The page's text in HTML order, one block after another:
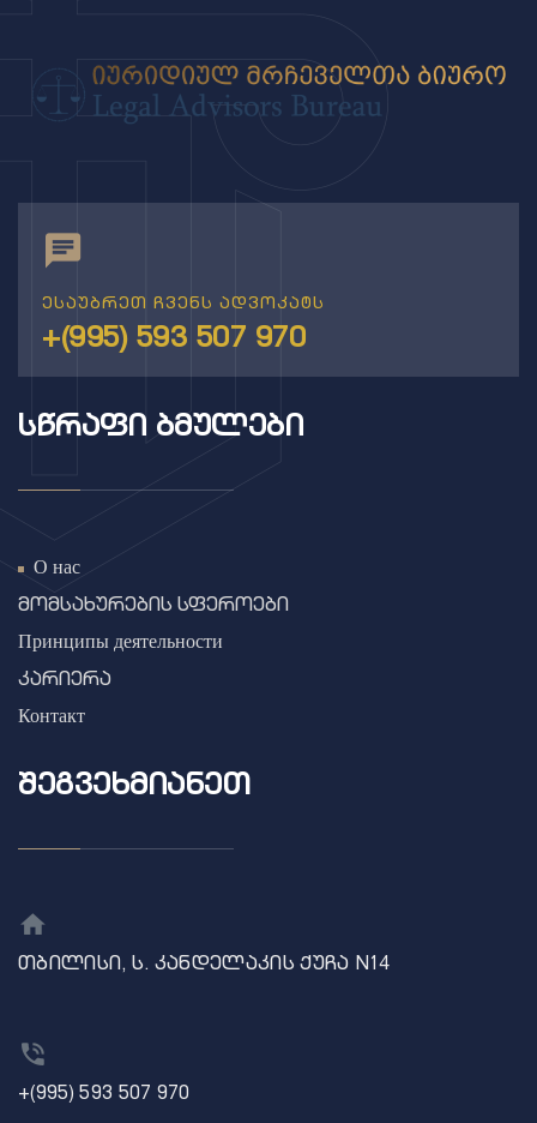
ესაუბრეთ ჩვენს ადვოკატს
+(995) 593 507 970
ᲡᲬᲠᲐᲤᲘ ᲑᲛᲣᲚᲔᲑᲘ
О нас
მომსახურების სფეროები
Принципы деятельности
კარიერა
Контакт
ᲨᲔᲒᲕᲔᲮᲛᲘᲐᲜᲔᲗ
თბილისი, ს. კანდელაკის ქუჩა N14
+(995) 593 507 970